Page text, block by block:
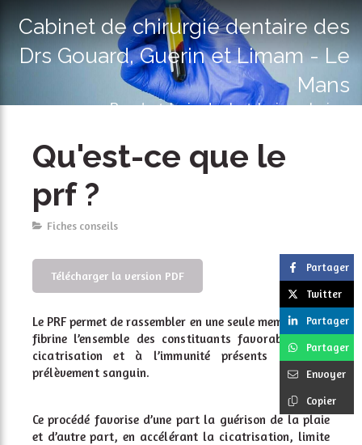
Cabinet de chirurgie dentaire des
Drs Gouard, Guerin et Limam - Le
Mans
Parodontologie - Implantologie exclusives
Qu'est-ce que le
prf ?
Fiches conseils
Télécharger la version PDF
Le PRF permet de rassembler en une seule membrane de
fibrine l’ensemble des constituants favorables à la
cicatrisation et à l’immunité présents dans un
prélèvement sanguin.
Ce procédé favorise d’une part la guérison de la plaie
et d’autrepart, en accélérant la cicatrisation, limite
Partager
Twitter
Partager
Partager
Envoyer
Copier